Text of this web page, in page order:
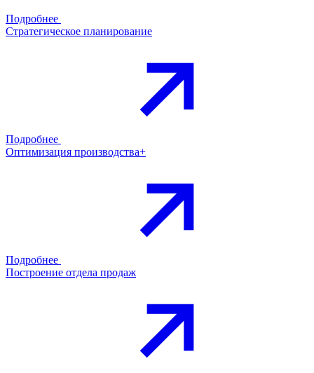
Подробнее
Стратегическое планирование
Подробнее
Оптимизация производства+
Подробнее
Построение отдела продаж